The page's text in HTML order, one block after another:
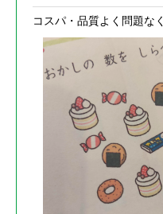
コスパ・品質よく問題な